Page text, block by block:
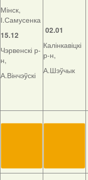
Мінск,
І.Самусенка
15.12
Чэрвенскі р-
н,
А.Вінчэўскі
02.01
Калінкавіцкі
р-н,
А.Шэўчык